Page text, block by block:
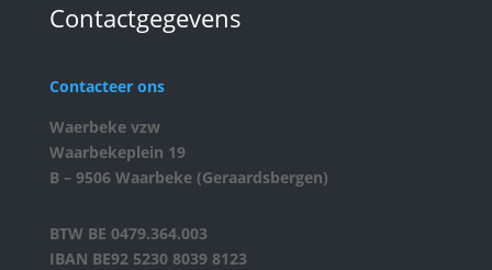
Contactgegevens
Contacteer ons
Waerbeke vzw
Waarbekeplein 19
B – 9506 Waarbeke (Geraardsbergen)
BTW BE 0479.364.003
IBAN BE92 5230 8039 8123